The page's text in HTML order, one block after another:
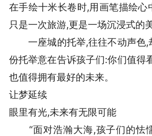
在手绘十米长卷时,用画笔描绘心
只是一次旅游,更是一场沉浸式的
一座城的托举,往往不动声色,
份托举意在告诉孩子们:你们值得
也值得拥有最好的未来。
让梦延续
眼里有光,未来有无限可能
“面对浩瀚大海,孩子们的怯